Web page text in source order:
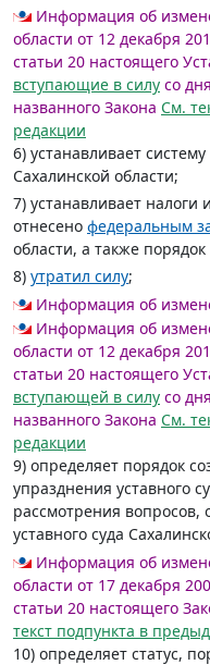
Информация об
области от 12 декабря
статьи 20 настоящего
вступающие в силу со дня
названного Закона См.
редакции
6) устанавливает
Сахалинской области;
7) устанавливает налоги
отнесено федеральным
области, а также
8) утратил силу;
Информация об
Информация об
области от 12 декабря
статьи 20 настоящего
вступающей в силу со дня
названного Закона См.
редакции
9) определяет порядок
упразднения уставного
рассмотрения вопросов,
уставного суда
Информация об
области от 17 декабря
статьи 20 настоящего
текст подпункта в
10) определяет статус,